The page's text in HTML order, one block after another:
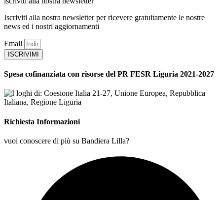
Iscriviti alla nostra newsletter per ricevere gratuitamente le nostre
news ed i nostri aggiornamenti
Email
ISCRIVIMI
Spesa cofinanziata con risorse del PR FESR Liguria 2021-2027
Richiesta Informazioni
vuoi conoscere di più su Bandiera Lilla?